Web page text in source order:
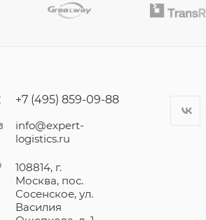
+7 (495) 859-09-88
info@expert-
logistics.ru
108814, г.
Москва, пос.
Сосенское, ул.
Василия